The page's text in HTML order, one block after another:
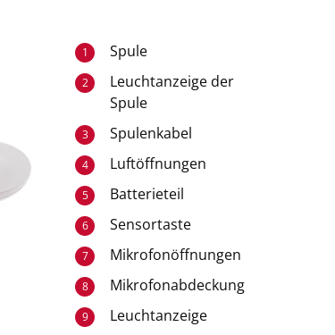
1 Spule
2
Leuchtanzeige der
Spule
3 Spulenkabel
4 Luftöffnungen
5 Batterieteil
6 Sensortaste
7 Mikrofonöffnungen
8 Mikrofonabdeckung
9 Leuchtanzeige